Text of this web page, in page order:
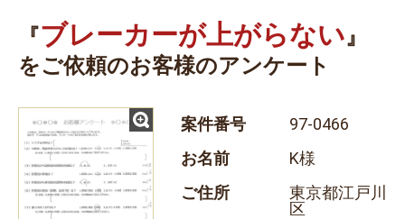
『ブレーカーが上がらない』
をご依頼のお客様のアンケート
案件番号
97-0466
お名前
K様
ご住所
東京都江戸川
区